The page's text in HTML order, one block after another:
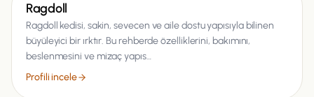
Ragdoll
Ragdoll kedisi, sakin, sevecen ve aile dostu yapısıyla bilinen
büyüleyici bir ırktır. Bu rehberde özelliklerini, bakımını,
beslenmesini ve mizaç yapıs…
Profili incele